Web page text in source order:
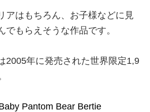
アはもちろん、お子様などに見
でもらえそうな作品です。
2005年に発売された世界限定1,9
Pantom Bear Bertie